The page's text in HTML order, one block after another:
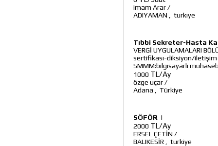
imam Arar/
ADIYAMAN
turkıye
Tıbbi Sekreter-Hasta
VERGİ UYGULAMALARI
sertifikası-diksiyon/iletişim
SMMM:bilgisayarlı
1000 TL/Ay
özge uçar/
Adana
Türkiye
SÖFÖR |
2000 TL/Ay
ERSEL ÇETİN /
BALIKESİR
turkiye